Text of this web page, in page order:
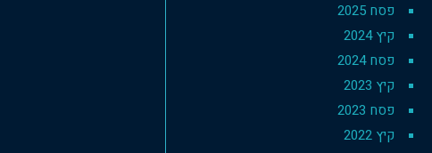
פסח 2025
קיץ 2024
פסח 2024
קיץ 2023
פסח 2023
קיץ 2022